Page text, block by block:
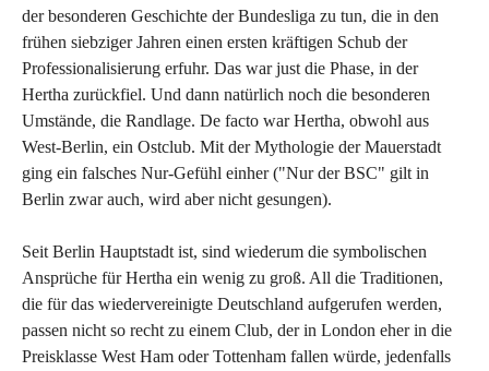
der besonderen Geschichte der Bundesliga zu tun, die in den
frühen siebziger Jahren einen ersten kräftigen Schub der
Professionalisierung erfuhr. Das war just die Phase, in der
Hertha zurückfiel. Und dann natürlich noch die besonderen
Umstände, die Randlage. De facto war Hertha, obwohl aus
West-Berlin, ein Ostclub. Mit der Mythologie der Mauerstadt
ging ein falsches Nur-Gefühl einher ("Nur der BSC" gilt in
Berlin zwar auch, wird aber nicht gesungen).
Seit Berlin Hauptstadt ist, sind wiederum die symbolischen
Ansprüche für Hertha ein wenig zu groß. All die Traditionen,
die für das wiedervereinigte Deutschland aufgerufen werden,
passen nicht so recht zu einem Club, der in London eher in die
Preisklasse West Ham oder Tottenham fallen würde, jedenfalls